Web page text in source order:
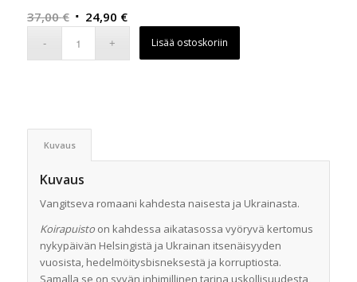
37,00€ Alkuperäinen
24,90 €Nykyinen
Lisää ostoskoriin
Kuvaus
Kuvaus
Vangitseva romaani kahdesta naisesta ja Ukrainasta.
Koirapuistoon kahdessa aikatasossa vyöryvä kertomus
nykypäivän Helsingistä ja Ukrainan itsenäisyyden
vuosista, hedelmöitysbisneksestä ja korruptiosta.
Samalla se on syvän inhimillinen tarina uskollisuudesta,